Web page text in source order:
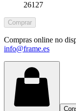
26127
Comprar
Compras online no
info@frame.es